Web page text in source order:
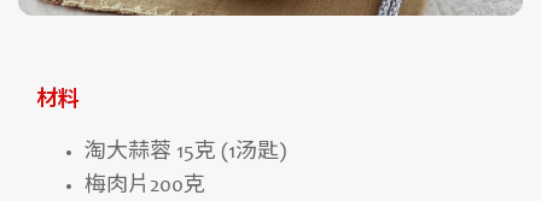
材料
淘大蒜蓉 15克 (1汤匙)
梅肉片200克